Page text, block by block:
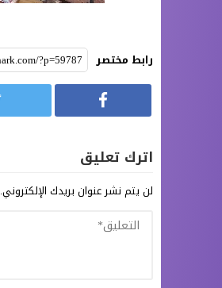
رابط مختصر
اترك تعليق
لن يتم نشر عنوان بريدك الإلكتروني.